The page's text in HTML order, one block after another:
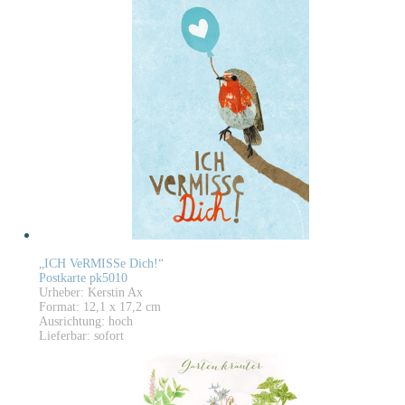
„ICH VeRMISSe Dich!“
Postkarte pk5010
Urheber: Kerstin Ax
Format: 12,1 x 17,2 cm
Ausrichtung: hoch
Lieferbar: sofort